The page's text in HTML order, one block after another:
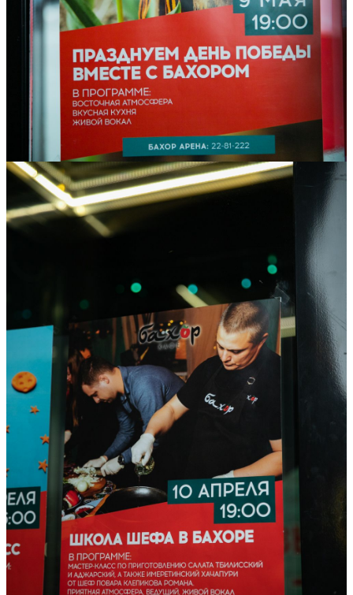
2021
Воскресенье
Ссылка на отбор фото